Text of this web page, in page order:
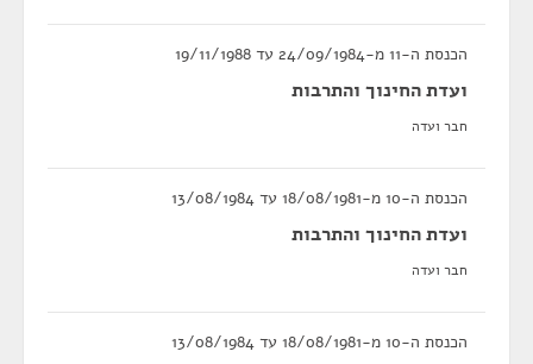
הכנסת ה-11 מ-24/09/1984 עד 19/11/1988
ועדת החינוך והתרבות
חבר ועדה
הכנסת ה-10 מ-18/08/1981 עד 13/08/1984
ועדת החינוך והתרבות
חבר ועדה
הכנסת ה-10 מ-18/08/1981 עד 13/08/1984